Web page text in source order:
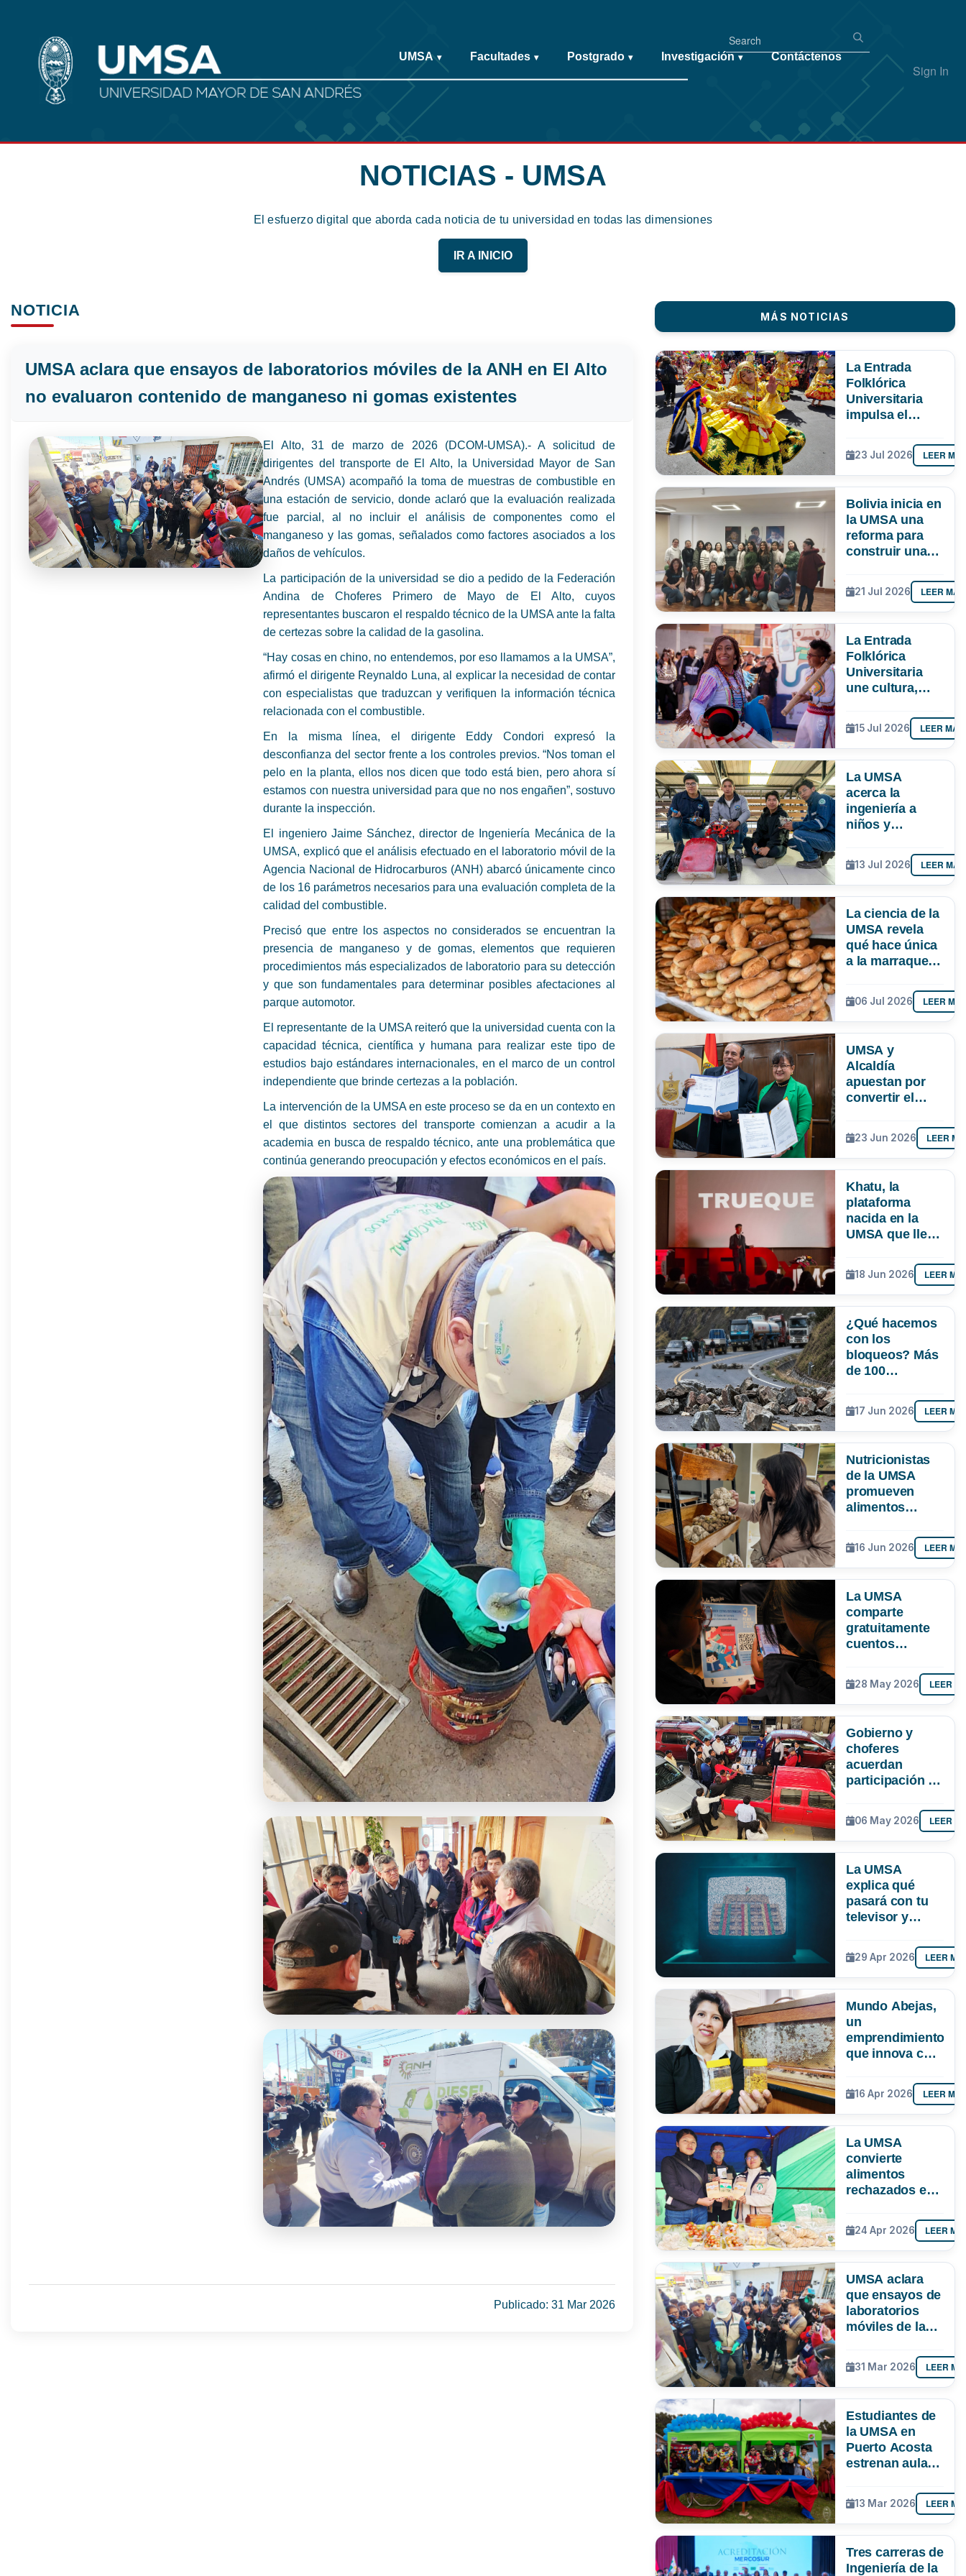
Sign In
UMSA ▾ Facultades ▾ Postgrado ▾ Investigación ▾ Contáctenos
NOTICIAS - UMSA
El esfuerzo digital que aborda cada noticia de tu universidad en todas las dimensiones
IR A INICIO
NOTICIA
UMSA aclara que ensayos de laboratorios móviles de la ANH en El Alto
no evaluaron contenido de manganeso ni gomas existentes
El Alto, 31 de marzo de 2026 (DCOM-UMSA).- A solicitud de
dirigentes del transporte de El Alto, la Universidad Mayor de San
Andrés (UMSA) acompañó la toma de muestras de combustible en
una estación de servicio, donde aclaró que la evaluación realizada
fue parcial, al no incluir el análisis de componentes como el
manganeso y las gomas, señalados como factores asociados a los
daños de vehículos.
La participación de la universidad se dio a pedido de la Federación
Andina de Choferes Primero de Mayo de El Alto, cuyos
representantes buscaron el respaldo técnico de la UMSA ante la falta
de certezas sobre la calidad de la gasolina.
“Hay cosas en chino, no entendemos, por eso llamamos a la UMSA”,
afirmó el dirigente Reynaldo Luna, al explicar la necesidad de contar
con especialistas que traduzcan y verifiquen la información técnica
relacionada con el combustible.
En la misma línea, el dirigente Eddy Condori expresó la
desconfianza del sector frente a los controles previos. “Nos toman el
pelo en la planta, ellos nos dicen que todo está bien, pero ahora sí
estamos con nuestra universidad para que no nos engañen”, sostuvo
durante la inspección.
El ingeniero Jaime Sánchez, director de Ingeniería Mecánica de la
UMSA, explicó que el análisis efectuado en el laboratorio móvil de la
Agencia Nacional de Hidrocarburos (ANH) abarcó únicamente cinco
de los 16 parámetros necesarios para una evaluación completa de la
calidad del combustible.
Precisó que entre los aspectos no considerados se encuentran la
presencia de manganeso y de gomas, elementos que requieren
procedimientos más especializados de laboratorio para su detección
y que son fundamentales para determinar posibles afectaciones al
parque automotor.
El representante de la UMSA reiteró que la universidad cuenta con la
capacidad técnica, científica y humana para realizar este tipo de
estudios bajo estándares internacionales, en el marco de un control
independiente que brinde certezas a la población.
La intervención de la UMSA en este proceso se da en un contexto en
el que distintos sectores del transporte comienzan a acudir a la
academia en busca de respaldo técnico, ante una problemática que
continúa generando preocupación y efectos económicos en el país.
Publicado: 31 Mar 2026
MÁS NOTICIAS
La Entrada
Folklórica
Universitaria
impulsa el
mueve más de
Bs 19 MM en La
Paz
23 Jul 2026 LEER
Bolivia inicia en
la UMSA una
reforma para
construir una
21 Jul 2026 LEER MÁS
La Entrada
Folklórica
Universitaria
une cultura,
impulsa más de
Bs 19 MM para
la economía
15 Jul 2026 LEER MÁS
La UMSA
acerca la
ingeniería a
niños y
con un curso de
robótica
13 Jul 2026 LEER MÁS
La ciencia de la
UMSA revela
qué hace única
a la marraqueta
06 Jul 2026 LEER
UMSA y
Alcaldía
apuestan por
convertir el
en soluciones
para La Paz
23 Jun 2026 LEER
Khatu, la
plataforma
nacida en la
UMSA que lleva
era digital en
Latinoamérica
18 Jun 2026 LEER
¿Qué hacemos
con los
bloqueos? Más
de 100
la UMSA entran
al debate con
alternativas
perjuicio
17 Jun 2026 LEER
Nutricionistas
de la UMSA
promueven
alimentos
alternativa
saludable frente
precios
16 Jun 2026 LEER
La UMSA
comparte
gratuitamente
cuentos
lectura en
tiempos de
28 May 2026 LEER
Gobierno y
choferes
acuerdan
participación de
verificación de
la gasolina
06 May 2026 LEER
La UMSA
explica qué
pasará con tu
televisor y
quedarte sin
señal ante el
apagón
29 Apr 2026 LEER
Mundo Abejas,
un
emprendimiento
que innova con
hasta con
apiterapia
16 Apr 2026 LEER
La UMSA
convierte
alimentos
rechazados en
24 Apr 2026 LEER
UMSA aclara
que ensayos de
laboratorios
móviles de la
no evaluaron
contenido de
manganeso ni
existentes
31 Mar 2026 LEER
Estudiantes de
la UMSA en
Puerto Acosta
estrenan aula
y laboratorio
13 Mar 2026 LEER
Tres carreras de
Ingeniería de la